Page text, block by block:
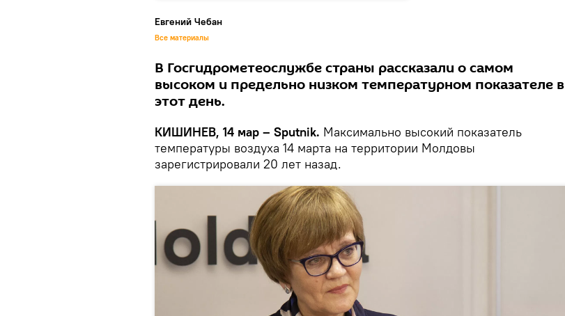
Евгений Чебан
Все материалы
В Госгидрометеослужбе страны рассказали о самом
высоком и предельно низком температурном показателе в
этот день.
КИШИНЕВ, 14 мар – Sputnik. Максимально высокий показатель
температуры воздуха 14 марта на территории Молдовы
зарегистрировали 20 лет назад.